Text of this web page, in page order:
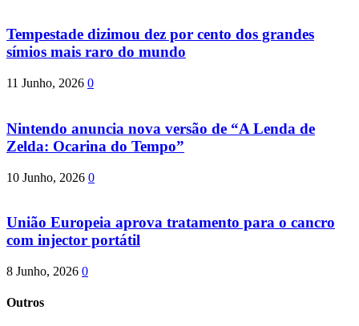
Tempestade dizimou dez por cento dos grandes
símios mais raro do mundo
11 Junho, 2026 0
Nintendo anuncia nova versão de “A Lenda de
Zelda: Ocarina do Tempo”
10 Junho, 2026 0
União Europeia aprova tratamento para o cancro
com injector portátil
8 Junho, 2026 0
Outros